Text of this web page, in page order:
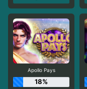
Apollo Pays
18%